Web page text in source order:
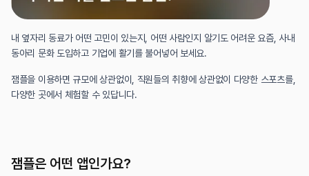
내 옆자리 동료가 어떤 고민이 있는지, 어떤 사람인지 알기도 어려운 요즘, 사내
동아리 문화 도입하고 기업에 활기를 불어넣어 보세요.
잼플을 이용하면 규모에 상관없이, 직원들의 취향에 상관없이 다양한 스포츠를,
다양한 곳에서 체험할 수 있답니다.
잼플은 어떤 앱인가요?